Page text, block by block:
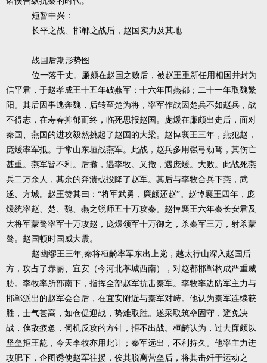
短暂中兴：
长平之战、邯郸之战后，赵国实力及其地
战国后期形势图
位一落千丈。廉颇在赵国之败后，被赵王重新任用相国并封为
信平君，于赵孝成王十五年破燕军；十六年围燕都；二十一年取魏繁
阳。其后因事逃奔魏，后转至楚为将，率军作战因楚兵不如赵兵，战
不得志，在寿春抑郁而终，临死思报赵国。庞煖在廉颇出走后，面对
秦国、燕国的进攻毅然挑起了赵国的大梁。赵悼襄王三年，燕犯赵，
庞煖率军抵。于常山东垣战燕军。此战，赵兵多用强弓劲弩，其伤亡
甚重。燕军皆不利。后撤，遇李牧。又撤，遇庞煖。大败。此战死燕
兵二万余人，其余的奔溃或投降了赵军。其后与李牧合兵下燕，武
遂、方城。赵王赞其曰：“将军武勇，廉颇还赵”。赵悼襄王四年，庞
煖统率赵、楚、魏、燕之锐师五十万攻秦。赵悼襄王六年秦长安君及
大将军蒙骜率军十万攻赵，庞煖领军十万御之，杀秦军三万，射杀蒙
骜。赵国顿时国威大震。
赵幽缪王三年, 秦将桓齮率军东出上党，越太行山深入赵国后
方，攻占了赤丽、宜安（今河北葶城西南），对赵都邯郸构成严重威
胁。李牧率所部南下，指挥全部赵军抗击秦军。李牧率边防军主力与
邯郸派出的赵军会合后，在宜安附近与秦军对峙。他认为秦军连续获
胜，士气甚高，如仓促迎战，势难取胜。遂采取筑垒固守，避免决
战，俟敌疲惫，伺机反攻的方针，拒不出战。桓齮认为，过去廉颇以
坚垒拒王龁，今天李牧亦用此计；秦军远出，不利持久。他率主力进
攻肥下，企图诱使赵军往援，俟其脱离营垒后，将其击歼于运动之